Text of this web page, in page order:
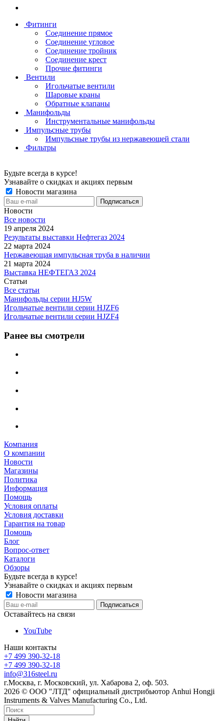
Фитинги
Соединение прямое
Соединение угловое
Соединение тройник
Соединение крест
Прочие фитинги
Вентили
Игольчатые вентили
Шаровые краны
Обратные клапаны
Манифольды
Инструментальные манифольды
Импульсные трубы
Импульсные трубы из нержавеющей стали
Фильтры
Будьте всегда в курсе!
Узнавайте о скидках и акциях первым
Новости магазина
Новости
Все новости
19 апреля 2024
Результаты выставки Нефтегаз 2024
22 марта 2024
Нержавеющая импульсная труба в наличии
21 марта 2024
Выставка НЕФТЕГАЗ 2024
Статьи
Все статьи
Манифольды серии HJ5W
Игольчатые вентили серии HJZF6
Игольчатые вентили серии HJZF4
Ранее вы смотрели
Компания
О компании
Новости
Магазины
Политика
Информация
Помощь
Условия оплаты
Условия доставки
Гарантия на товар
Помощь
Блог
Вопрос-ответ
Каталоги
Обзоры
Будьте всегда в курсе!
Узнавайте о скидках и акциях первым
Новости магазина
Оставайтесь на связи
YouTube
Наши контакты
+7 499 390-32-18
+7 499 390-32-18
info@316steel.ru
г.Москва, г. Московский, ул. Хабарова 2, оф. 503.
2026 © ООО "ЛТД" официальный дистрибьютор Anhui Hongji
Instruments & Valves Manufacturing Co., Ltd.